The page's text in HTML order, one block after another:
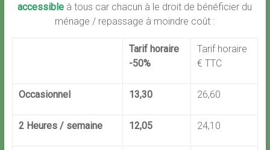
accessible à tous car chacun à le droit de bénéficier du
ménage / repassage à moindre coût :
Tarif horaire
-50%
Tarif horaire
€ TTC
Occasionnel 13,30 26,60
2 Heures / semaine 12,05 24,10